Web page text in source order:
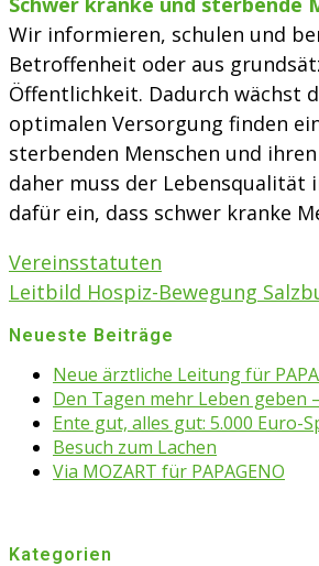
Wir informieren, schulen und
Betroffenheit oder aus
Öffentlichkeit. Dadurch wächst
optimalen Versorgung finden
sterbenden Menschen und
daher muss der Lebensqualität
dafür ein, dass schwer kranke
Vereinsstatuten
Leitbild Hospiz-Bewegung
Neueste Beiträge
Neue ärztliche Leitung für
Den Tagen mehr Leben geben
Ente gut, alles gut: 5.000 Euro-
Besuch zum Lachen
Via MOZART für PAPAGENO
Kategorien